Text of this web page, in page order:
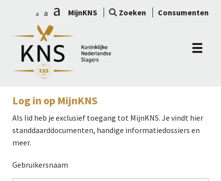
a a a MijnKNS Zoeken Consumenten
Log in op MijnKNS
Als lid heb je exclusief toegang tot MijnKNS. Je vindt hier
standdaarddocumenten, handige informatiedossiers en
meer.
Gebruikersnaam